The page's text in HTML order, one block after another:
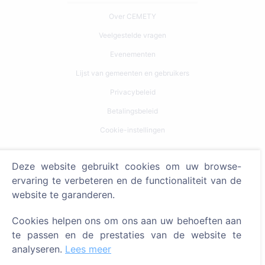
Over CEMETY
Veelgestelde vragen
Evenementen
Lijst van gemeenten en gebruikers
Privacybeleid
Betalingsbeleid
Cookie-instellingen
Zoeken naar overledenen
Zoeken naar begraafplaatsen
Diensten
Deze website gebruikt cookies om uw browse-
ervaring te verbeteren en de functionaliteit van de
website te garanderen.
Cookies helpen ons om ons aan uw behoeften aan
te passen en de prestaties van de website te
analyseren. Lees meer